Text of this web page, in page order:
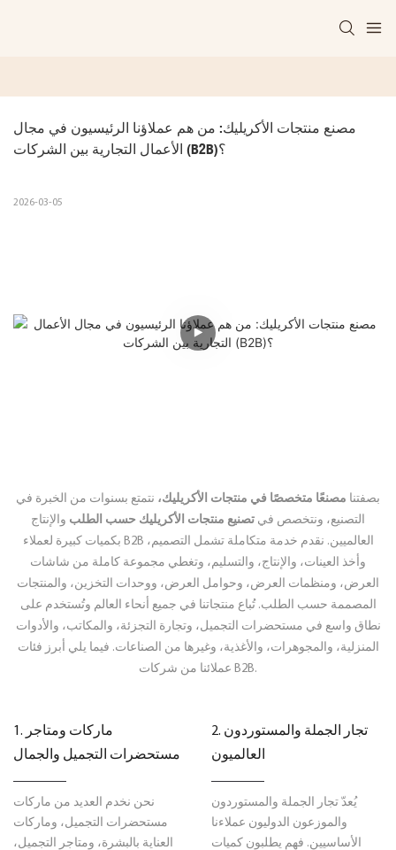
مصنع منتجات الأكريليك: من هم عملاؤنا الرئيسيون في مجال
الأعمال التجارية بين الشركات (B2B)؟
2026-03-05
بصفتنا مصنعًا متخصصًا في منتجات الأكريليك، نتمتع بسنوات من الخبرة في
التصنيع، ونتخصص في تصنيع منتجات الأكريليك حسب الطلب والإنتاج
بكميات كبيرة لعملاء B2B العالميين. نقدم خدمة متكاملة تشمل التصميم،
وأخذ العينات، والإنتاج، والتسليم، وتغطي مجموعة كاملة من شاشات
العرض، ومنظمات العرض، وحوامل العرض، ووحدات التخزين، والمنتجات
المصممة حسب الطلب. تُباع منتجاتنا في جميع أنحاء العالم وتُستخدم على
نطاق واسع في مستحضرات التجميل، وتجارة التجزئة، والمكاتب، والأدوات
المنزلية، والمجوهرات، والأغذية، وغيرها من الصناعات. فيما يلي أبرز فئات
عملائنا من شركات B2B.
1. ماركات ومتاجر
مستحضرات التجميل والجمال
نحن نخدم العديد من ماركات
مستحضرات التجميل، وماركات
العناية بالبشرة، ومتاجر التجميل،
2. تجار الجملة والمستوردون
العالميون
يُعدّ تجار الجملة والمستوردون
والموزعون الدوليون عملاءنا
الأساسيين. فهم يطلبون كميات